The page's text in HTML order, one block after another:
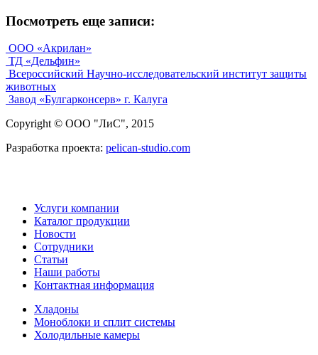
Посмотреть еще записи:
ООО «Акрилан»
ТД «Дельфин»
Всероссийский Научно-исследовательский институт защиты
животных
Завод «Булгарконсерв» г. Калуга
Copyright © ООО "ЛиС", 2015
Разработка проекта: pelican-studio.com
Услуги компании
Каталог продукции
Новости
Сотрудники
Статьи
Наши работы
Контактная информация
Хладоны
Моноблоки и сплит системы
Холодильные камеры